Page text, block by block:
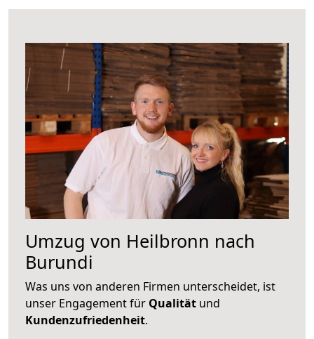
Umzug von Heilbronn nach
Burundi
Was uns von anderen Firmen unterscheidet, ist
unser Engagement für Qualität und
Kundenzufriedenheit.